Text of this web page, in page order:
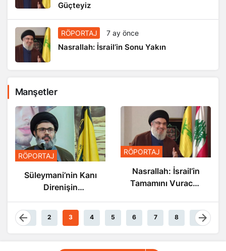
Güçteyiz
RÖPORTAJ 7 ay önce
Nasrallah: İsrail’in Sonu Yakın
Manşetler
RÖPORTAJ
Süleymani’nin Kanı
Direnişin
Akıyor
RÖPORTAJ
Nasrallah: İsrail’in
Tamamını Vuracak
1 2 3 4 5 6 7 8 9